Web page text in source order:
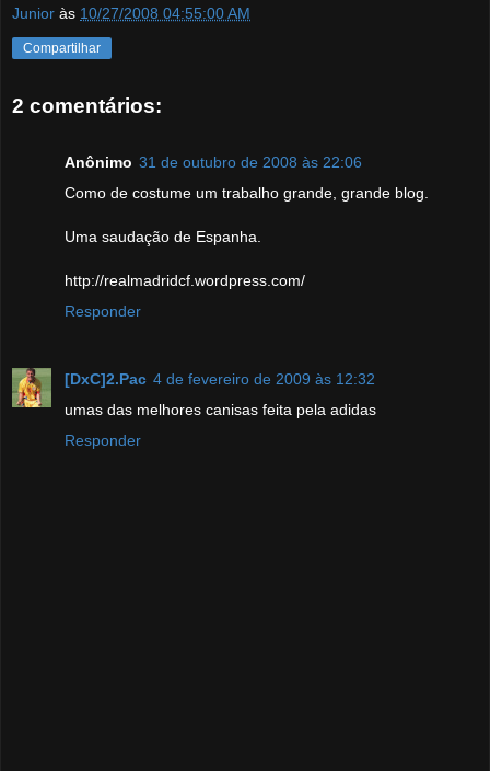
Junior às 10/27/2008 04:55:00 AM
Compartilhar
2 comentários:
Anônimo 31 de outubro de 2008 às 22:06
Como de costume um trabalho grande, grande blog.
Uma saudação de Espanha.
http://realmadridcf.wordpress.com/
Responder
[DxC]2.Pac 4 de fevereiro de 2009 às 12:32
umas das melhores canisas feita pela adidas
Responder